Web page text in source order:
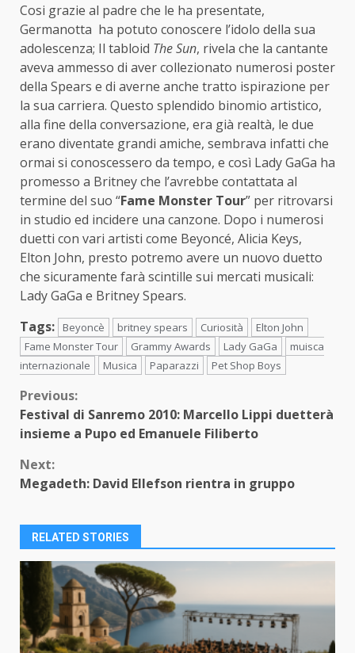
Cosi grazie al padre che le ha presentate,
Germanotta ha potuto conoscere l’idolo della sua
adolescenza; Il tabloid The Sun, rivela che la cantante
aveva ammesso di aver collezionato numerosi poster
della Spears e di averne anche tratto ispirazione per
la sua carriera. Questo splendido binomio artistico,
alla fine della conversazione, era già realtà, le due
erano diventate grandi amiche, sembrava infatti che
ormai si conoscessero da tempo, e così Lady GaGa ha
promesso a Britney che l’avrebbe contattata al
termine del suo “Fame Monster Tour” per ritrovarsi
in studio ed incidere una canzone. Dopo i numerosi
duetti con vari artisti come Beyoncé, Alicia Keys,
Elton John, presto potremo avere un nuovo duetto
che sicuramente farà scintille sui mercati musicali:
Lady GaGa e Britney Spears.
Tags:
Beyoncè britney spears Curiosità
Elton John
Fame Monster Tour
Grammy Awards Lady GaGa
muisca
internazionale
Musica Paparazzi Pet Shop Boys
Continue
Reading
Previous:
Festival di Sanremo 2010: Marcello Lippi duetterà
insieme a Pupo ed Emanuele Filiberto
Next:
Megadeth: David Ellefson rientra in gruppo
RELATED STORIES